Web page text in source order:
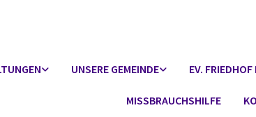
UNSERE GEMEINDE EV.
MISSBRAUCHSHILFE